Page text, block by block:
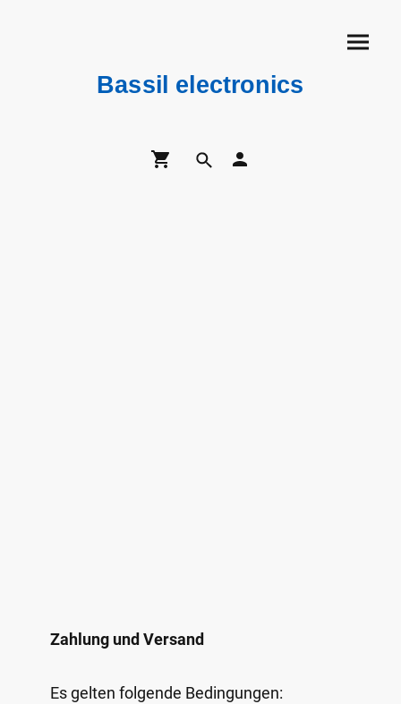
Bassil electronics
Zahlung und Versand
Es gelten folgende Bedingungen: